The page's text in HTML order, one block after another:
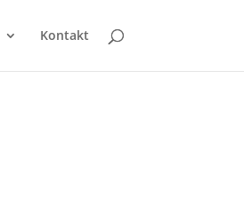
Kontakt